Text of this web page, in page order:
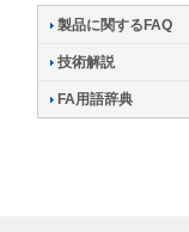
製品に関するFAQ
技術解説
FA用語辞典